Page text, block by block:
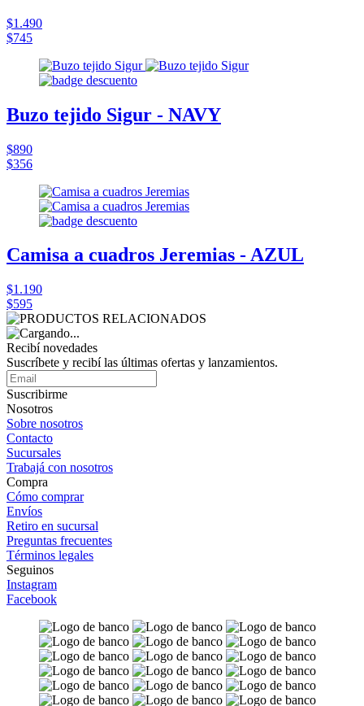
$1.490
$745
Buzo tejido Sigur - NAVY
$890
$356
Camisa a cuadros Jeremias - AZUL
$1.190
$595
Recibí novedades
Suscríbete y recibí las últimas ofertas y lanzamientos.
Suscribirme
Nosotros
Sobre nosotros
Contacto
Sucursales
Trabajá con nosotros
Compra
Cómo comprar
Envíos
Retiro en sucursal
Preguntas frecuentes
Términos legales
Seguinos
Instagram
Facebook